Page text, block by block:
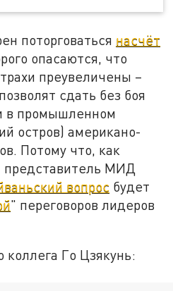
поторговаться насчёт
опасаются, что
преувеличены –
сдать без боя
в промышленном
остров) американо-
Потому что, как
представитель МИД
вопрос будет
" переговоров лидеров
коллега Го Цзякунь: